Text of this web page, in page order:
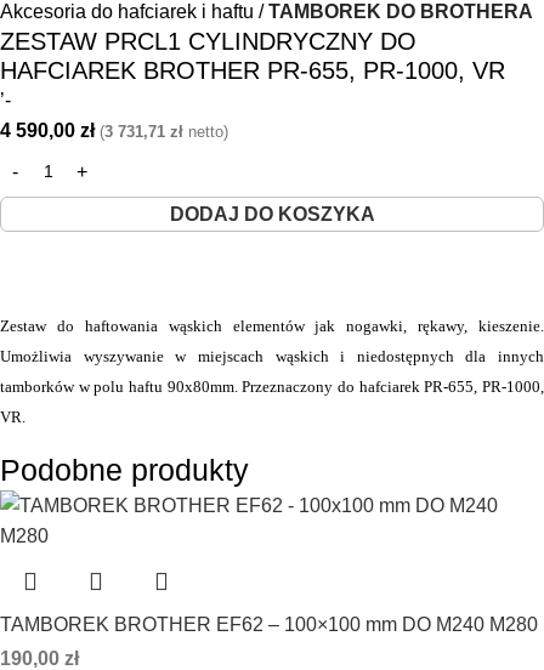
Akcesoria do hafciarek i haftu
TAMBOREK DO BROTHERA
ZESTAW PRCL1 CYLINDRYCZNY DO
HAFCIAREK BROTHER PR-655, PR-1000, VR
’-
4 590,00 zł (3 731,71 zł netto)
DODAJ DO KOSZYKA
Zestaw do haftowania wąskich elementów jak nogawki, rękawy, kieszenie.
Umożliwia wyszywanie w miejscach wąskich i niedostępnych dla innych
tamborków w polu haftu 90x80mm. Przeznaczony do hafciarek PR-655, PR-1000,
VR.
Podobne produkty
TAMBOREK BROTHER EF62 – 100×100 mm DO M240 M280
190,00 zł